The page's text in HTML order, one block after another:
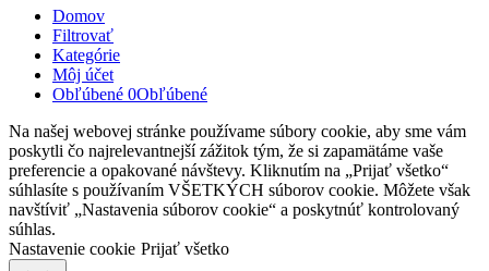
Domov
Filtrovať
Kategórie
Môj účet
Obľúbené 0Obľúbené
Na našej webovej stránke používame súbory cookie, aby sme vám
poskytli čo najrelevantnejší zážitok tým, že si zapamätáme vaše
preferencie a opakované návštevy. Kliknutím na „Prijať všetko“
súhlasíte s používaním VŠETKÝCH súborov cookie. Môžete však
navštíviť „Nastavenia súborov cookie“ a poskytnúť kontrolovaný
súhlas.
Nastavenie cookie Prijať všetko